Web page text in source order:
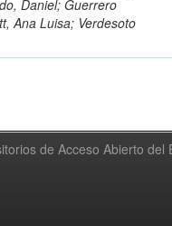
Daniel; Guerrero
Ana Luisa; Verdesoto
de Acceso Abierto del